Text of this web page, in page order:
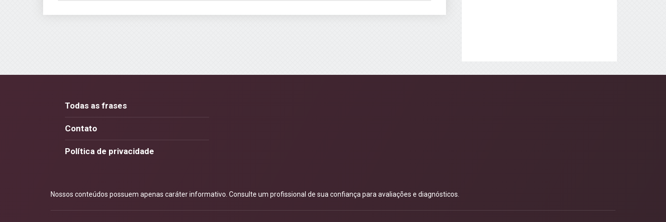
Todas as frases
Contato
Política de privacidade
Nossos conteúdos possuem apenas caráter informativo. Consulte um profissional de sua confiança para avaliações e diagnósticos.